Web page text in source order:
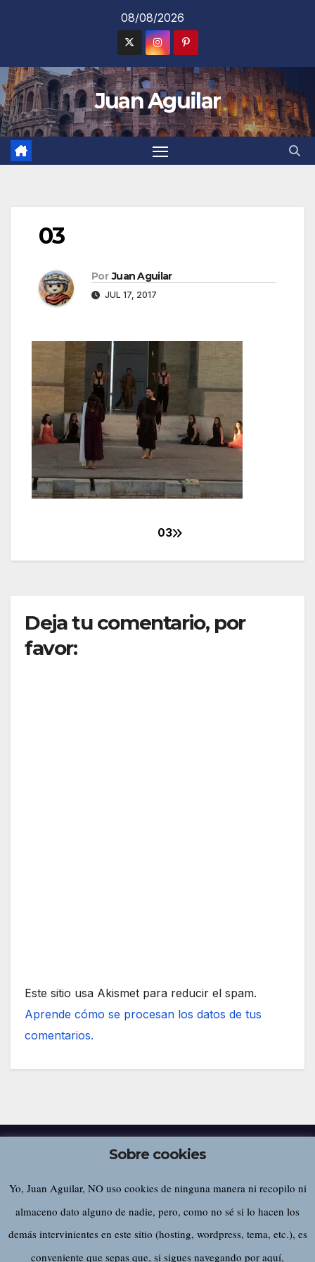
08/08/2026
Juan Aguilar
03
Por Juan Aguilar
JUL 17, 2017
de
03
Deja tu comentario, por
favor:
Este sitio usa Akismet para reducir el spam.
Aprende cómo se procesan los datos de tus
comentarios.
Juan Aguilar
Sobre cookies
Yo, Juan Aguilar, NO uso cookies de ninguna manera ni recopilo ni
almaceno dato alguno de nadie, pero, como no sé si lo hacen los
demás intervinientes en este sitio (hosting, wordpress, tema, etc.), es
conveniente que sepas que, si sigues navegando por aquí,